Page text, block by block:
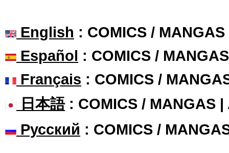
English : COMICS /
Español : COMICS /
Français : COMICS /
日本語: COMICS / MANGAS |
Русский : COMICS /